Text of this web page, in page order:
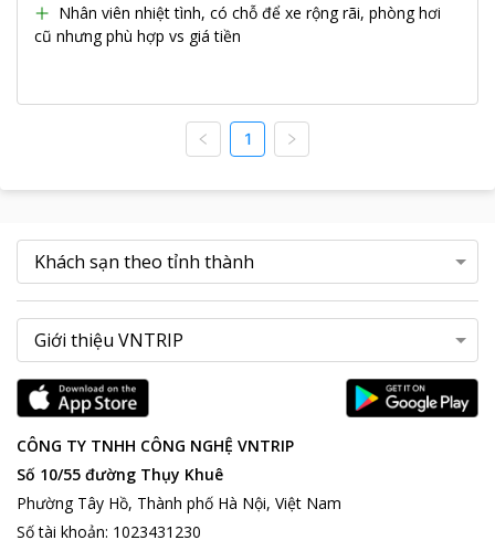
Nhân viên nhiệt tình, có chỗ để xe rộng rãi, phòng hơi
cũ nhưng phù hợp vs giá tiền
1
CÔNG TY TNHH CÔNG NGHỆ VNTRIP
Số 10/55 đường Thụy Khuê
Phường Tây Hồ, Thành phố Hà Nội, Việt Nam
Số tài khoản: 1023431230